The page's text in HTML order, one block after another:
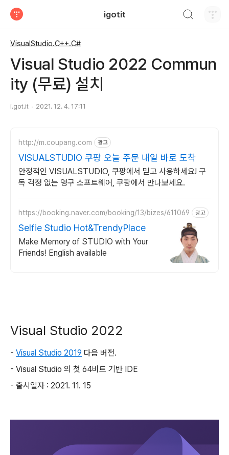
igotit
VisualStudio.C++.C#
Visual Studio 2022 Commun
ity (무료) 설치
i.got.it 2021. 12. 4. 17:11
http://m.coupang.com 광고
VISUALSTUDIO 쿠팡 오늘 주문 내일 바로 도착
안정적인 VISUALSTUDIO, 쿠팡에서 믿고 사용하세요! 구
독 걱정 없는 영구 소프트웨어, 쿠팡에서 만나보세요.
https://booking.naver.com/booking/13/bizes/611069 광고
Selfie Studio Hot&TrendyPlace
Make Memory of STUDIO with Your
Friends! English available
Visual Studio 2022
- Visual Studio 2019 다음 버전.
- Visual Studio 의 첫 64비트 기반 IDE
- 출시일자 : 2021. 11. 15